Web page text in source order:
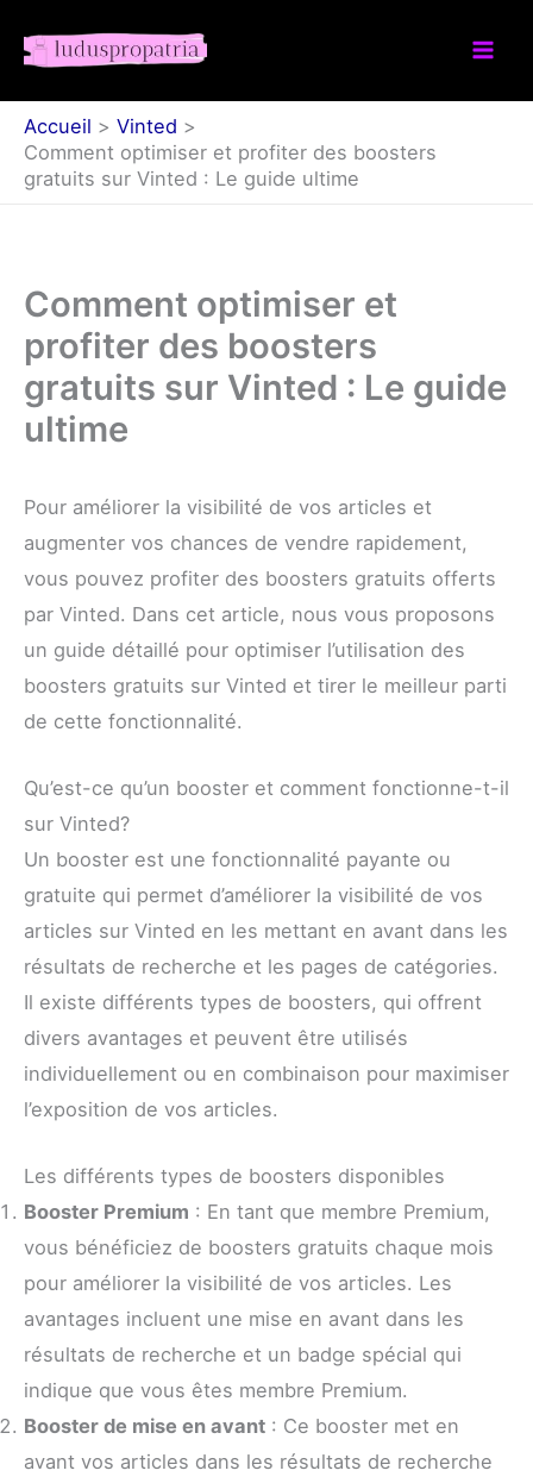
Accueil
Vinted
Comment optimiser et profiter des boosters
gratuits sur Vinted : Le guide ultime
Comment optimiser et
profiter des boosters
gratuits sur Vinted : Le guide
ultime
Pour améliorer la visibilité de vos articles et
augmenter vos chances de vendre rapidement,
vous pouvez profiter des boosters gratuits offerts
par Vinted. Dans cet article, nous vous proposons
un guide détaillé pour optimiser l’utilisation des
boosters gratuits sur Vinted et tirer le meilleur parti
de cette fonctionnalité.
Qu’est-ce qu’un booster et comment fonctionne-t-il
sur Vinted?
Un booster est une fonctionnalité payante ou
gratuite qui permet d’améliorer la visibilité de vos
articles sur Vinted en les mettant en avant dans les
résultats de recherche et les pages de catégories.
Il existe différents types de boosters, qui offrent
divers avantages et peuvent être utilisés
individuellement ou en combinaison pour maximiser
l’exposition de vos articles.
Les différents types de boosters disponibles
Booster Premium : En tant que membre Premium,
vous bénéficiez de boosters gratuits chaque mois
pour améliorer la visibilité de vos articles. Les
avantages incluent une mise en avant dans les
résultats de recherche et un badge spécial qui
indique que vous êtes membre Premium.
Booster de mise en avant : Ce booster met en
avant vos articles dans les résultats de recherche